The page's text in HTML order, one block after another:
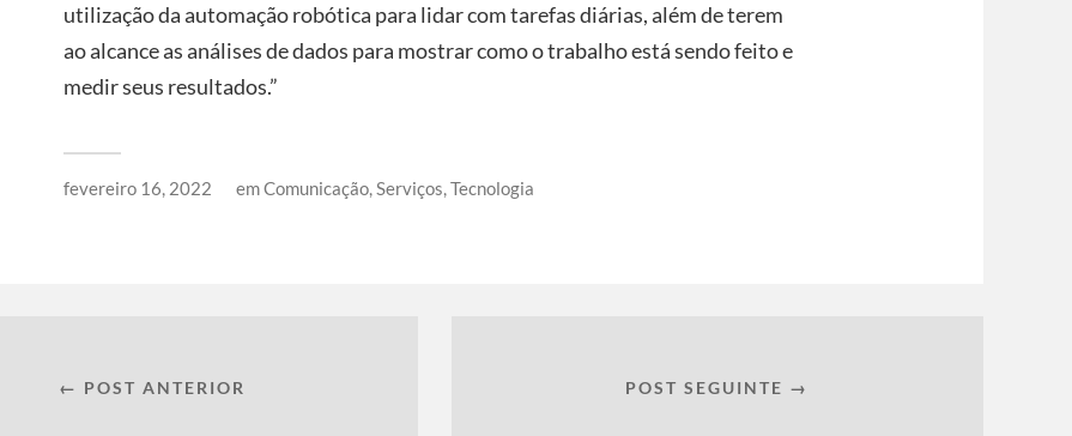
utilização da automação robótica para lidar com tarefas diárias, além de terem
ao alcance as análises de dados para mostrar como o trabalho está sendo feito e
medir seus resultados.”
fevereiro 16, 2022 emComunicação,Serviços,Tecnologia
← POST ANTERIOR POST SEGUINTE →